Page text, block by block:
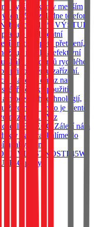
vyšší výkon v menším
45W zvládne telefon,
Nabije cokoliv*. VÝSTUP
inteligentní
proti přepětí, přetížení,
rychlé a efektivní
škálu standardů rychlého
připojenému zařízení.
klademe důraz na
třídě díky použití
a moderních technologií,
životnost. Proto je i tento
záruky. *Viz
BE ECO Záleží nám
Tactical balíme do
abychom
VLASTNOSTI 45W
C porty